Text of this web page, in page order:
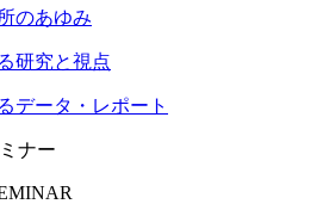
のあゆみ
研究と視点
データ・レポート
ナー